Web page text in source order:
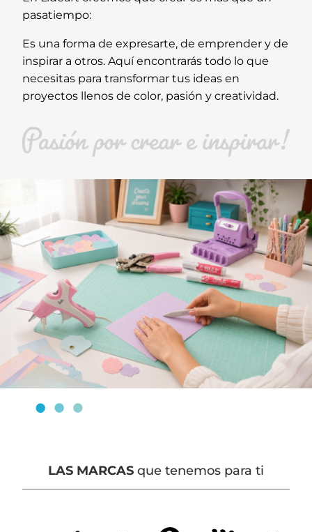
pasatiempo:
Es una forma de expresarte, de emprender y de
inspirar a otros. Aquí encontrarás todo lo que
necesitas para transformar tus ideas en
proyectos llenos de color, pasión y creatividad.
LAS MARCAS que tenemos para ti